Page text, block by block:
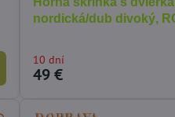
nordická/dub divoký,
10 dní
49 €